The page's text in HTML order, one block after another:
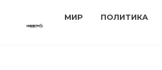
МИР ПОЛИТИКА